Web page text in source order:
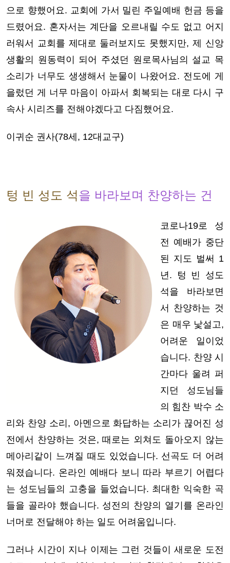
으로 향했어요. 교회에 가서 밀린 주일예배 헌금 등을
드렸어요. 혼자서는 계단을 오르내릴 수도 없고 어지
러워서 교회를 제대로 둘러보지도 못했지만, 제 신앙
생활의 원동력이 되어 주셨던 원로목사님의 설교 목
소리가 너무도 생생해서 눈물이 나왔어요. 전도에 게
을렀던 게 너무 마음이 아파서 회복되는 대로 다시 구
속사 시리즈를 전해야겠다고 다짐했어요.
이귀순 권사(78세, 12대교구)
텅 빈 성도 석을 바라보며 찬양하는 건
코로나19로 성
전 예배가 중단
된 지도 벌써 1
년. 텅 빈 성도
석을 바라보면
서 찬양하는 것
은 매우 낯설고,
어려운 일이었
습니다. 찬양 시
간마다 울려 퍼
지던 성도님들
의 힘찬 박수 소
리와 찬양 소리, 아멘으로 화답하는 소리가 끊어진 성
전에서 찬양하는 것은, 때로는 외쳐도 돌아오지 않는
메아리같이 느껴질 때도 있었습니다. 선곡도 더 어려
워졌습니다. 온라인 예배다 보니 따라 부르기 어렵다
는 성도님들의 고충을 들었습니다. 최대한 익숙한 곡
들을 골라야 했습니다. 성전의 찬양의 열기를 온라인
너머로 전달해야 하는 일도 어려움입니다.
그러나 시간이 지나 이제는 그런 것들이 새로운 도전